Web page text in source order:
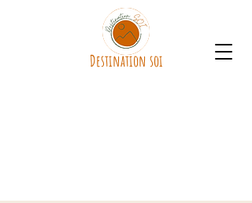
Destination soi